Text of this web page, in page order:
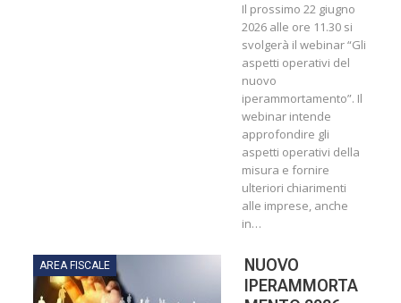
Il prossimo 22 giugno
2026 alle ore 11.30 si
svolgerà il webinar “Gli
aspetti operativi del
nuovo
iperammortamento”. Il
webinar intende
approfondire gli
aspetti operativi della
misura e fornire
ulteriori chiarimenti
alle imprese, anche
in…
AREA FISCALE
NUOVO
IPERAMMORTA